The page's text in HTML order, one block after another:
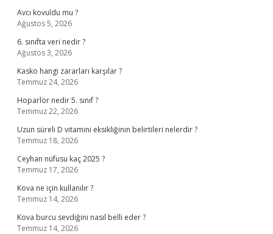
Avcı kovuldu mu ?
Ağustos 5, 2026
6. sınıfta veri nedir ?
Ağustos 3, 2026
Kasko hangi zararları karşılar ?
Temmuz 24, 2026
Hoparlör nedir 5. sınıf ?
Temmuz 22, 2026
Uzun süreli D vitamini eksikliğinin belirtileri nelerdir ?
Temmuz 18, 2026
Ceyhan nüfusu kaç 2025 ?
Temmuz 17, 2026
Kova ne için kullanılır ?
Temmuz 14, 2026
Kova burcu sevdiğini nasıl belli eder ?
Temmuz 14, 2026